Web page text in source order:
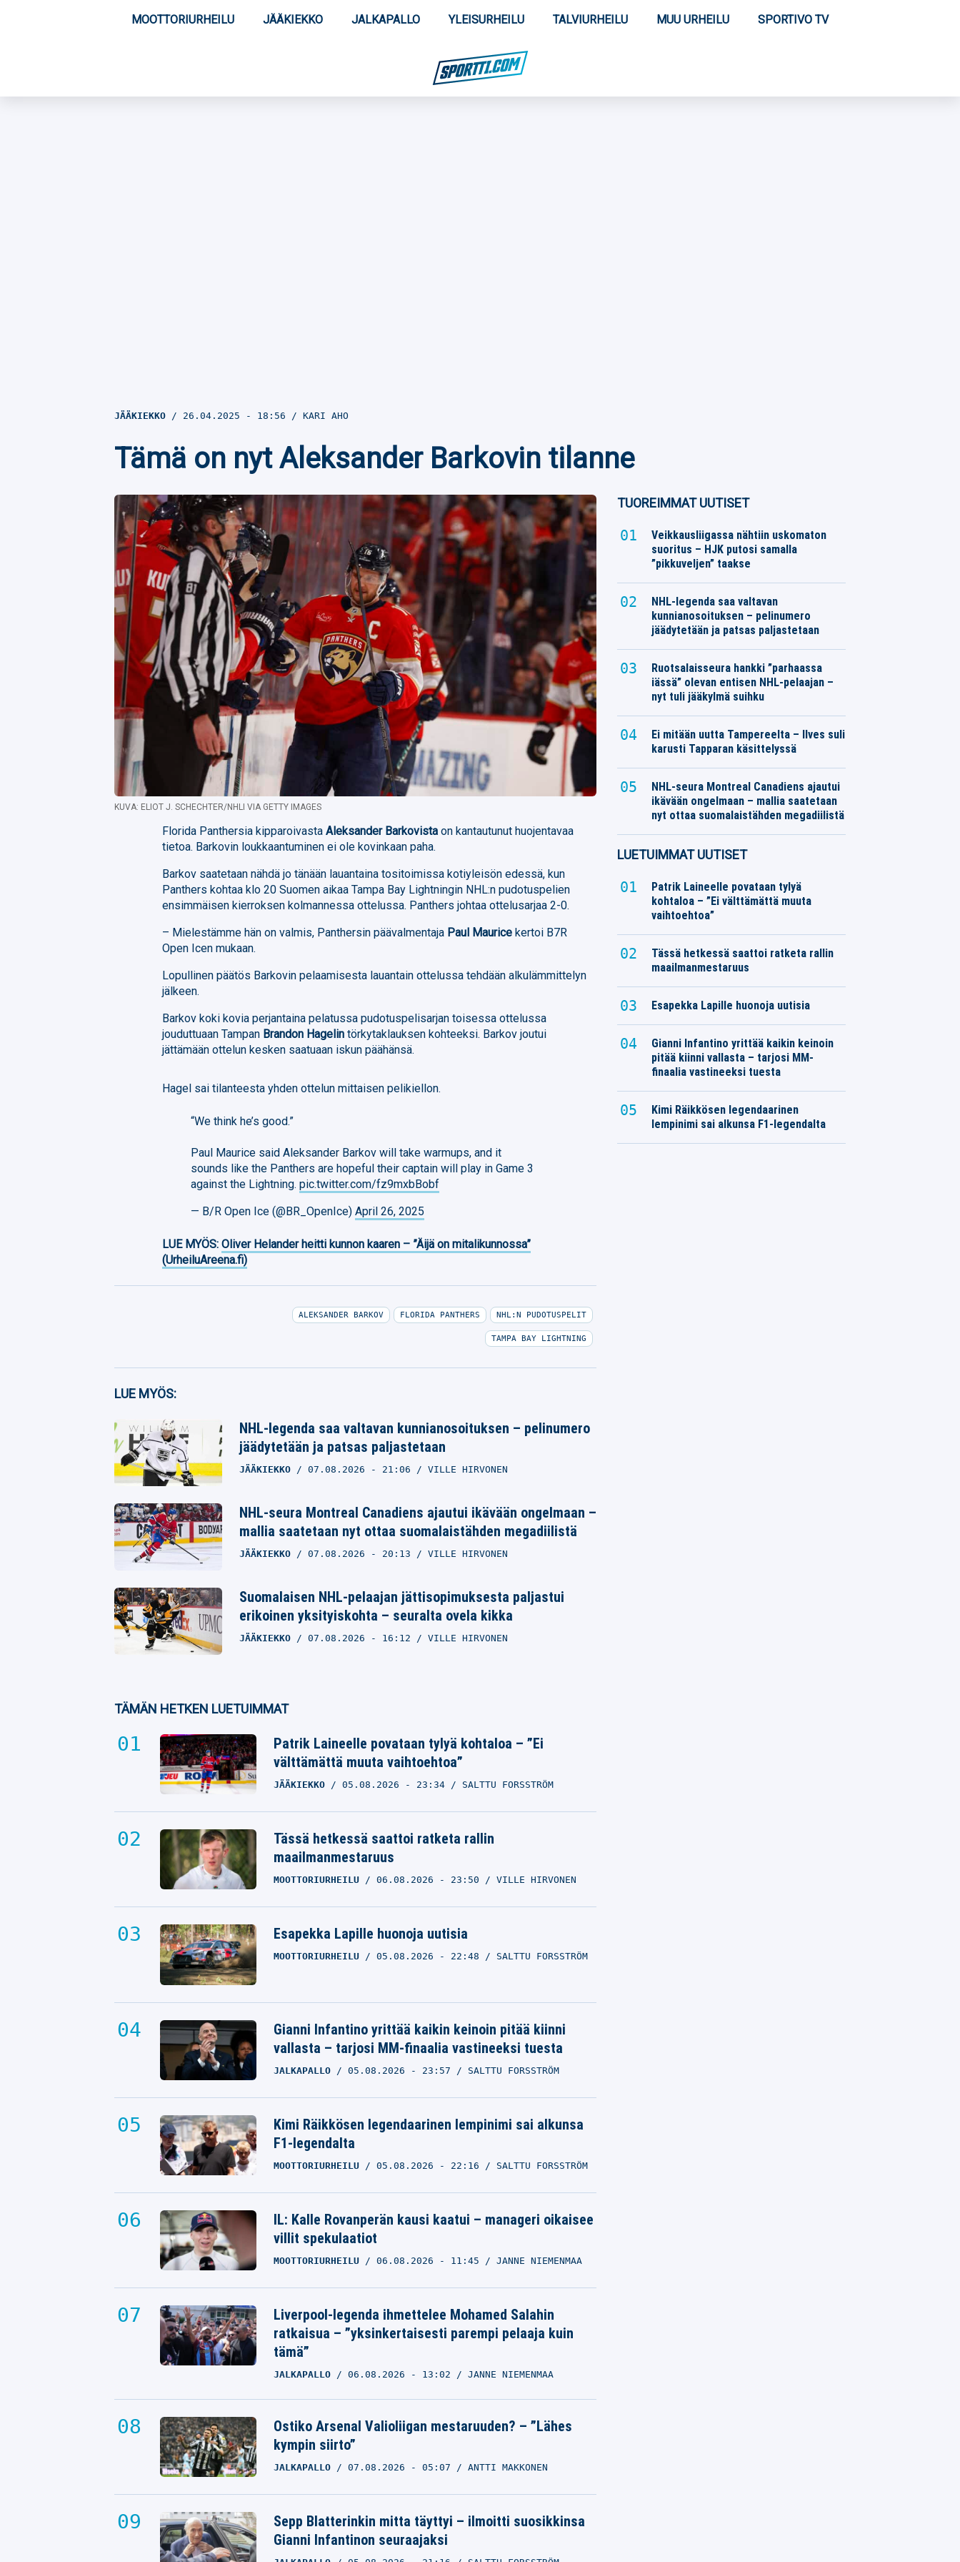
MOOTTORIURHEILU JÄÄKIEKKO JALKAPALLO YLEISURHEILU TALVIURHEILU MUU URHEILU SPORTIVO TV
JÄÄKIEKKO 26.04.2025 - 18:56 KARI AHO
Tämä on nyt Aleksander Barkovin tilanne
KUVA: ELIOT J. SCHECHTER/NHLI VIA GETTY IMAGES
Florida Panthersia kipparoivastaAleksander Barkovista on kantautunut huojentavaa
tietoa. Barkovin loukkaantuminen ei ole kovinkaan paha.
Barkov saatetaan nähdä jo tänään lauantaina tositoimissa kotiyleisön edessä, kun
Panthers kohtaa klo 20 Suomen aikaa Tampa Bay Lightningin NHL:n pudotuspelien
ensimmäisen kierroksen kolmannessa ottelussa. Panthers johtaa ottelusarjaa 2-0.
– Mielestämme hän on valmis, Panthersin päävalmentaja Paul Mauricekertoi B7R
Open Icen mukaan.
Lopullinen päätös Barkovin pelaamisesta lauantain ottelussa tehdään alkulämmittelyn
jälkeen.
Barkov koki kovia perjantaina pelatussa pudotuspelisarjan toisessa ottelussa
jouduttuaan Tampan Brandon Hagelintörkytaklauksen kohteeksi. Barkov joutui
jättämään ottelun kesken saatuaan iskun päähänsä.
Hagel sai tilanteesta yhden ottelun mittaisen pelikiellon.
“We think he’s good.”
Paul Maurice said Aleksander Barkov will take warmups, and it
sounds like the Panthers are hopeful their captain will play in Game 3
against the Lightning.pic.twitter.com/fz9mxbBobf
— B/R Open Ice (@BR_OpenIce)April 26, 2025
LUE MYÖS:Oliver Helander heitti kunnon kaaren – ”Äijä on mitalikunnossa”
(UrheiluAreena.fi)
Whatsapp
ALEKSANDER BARKOV FLORIDA PANTHERS NHL:N PUDOTUSPELIT
TAMPA BAY LIGHTNING
LUE MYÖS:
NHL-legenda saa valtavan kunnianosoituksen – pelinumero
jäädytetään ja patsas paljastetaan
JÄÄKIEKKO 07.08.2026 - 21:06 VILLE HIRVONEN
NHL-seura Montreal Canadiens ajautui ikävään ongelmaan –
mallia saatetaan nyt ottaa suomalaistähden megadiilistä
JÄÄKIEKKO 07.08.2026 - 20:13 VILLE HIRVONEN
Suomalaisen NHL-pelaajan jättisopimuksesta paljastui
erikoinen yksityiskohta – seuralta ovela kikka
JÄÄKIEKKO 07.08.2026 - 16:12 VILLE HIRVONEN
TÄMÄN HETKEN LUETUIMMAT
Patrik Laineelle povataan tylyä kohtaloa – ”Ei
välttämättä muuta vaihtoehtoa”
JÄÄKIEKKO 05.08.2026 - 23:34 SALTTU FORSSTRÖM
Tässä hetkessä saattoi ratketa rallin
maailmanmestaruus
MOOTTORIURHEILU 06.08.2026 - 23:50 VILLE HIRVONEN
Esapekka Lapille huonoja uutisia
MOOTTORIURHEILU 05.08.2026 - 22:48 SALTTU FORSSTRÖM
Gianni Infantino yrittää kaikin keinoin pitää kiinni
vallasta – tarjosi MM-finaalia vastineeksi tuesta
JALKAPALLO 05.08.2026 - 23:57 SALTTU FORSSTRÖM
Kimi Räikkösen legendaarinen lempinimi sai alkunsa
F1-legendalta
MOOTTORIURHEILU 05.08.2026 - 22:16 SALTTU FORSSTRÖM
IL: Kalle Rovanperän kausi kaatui – manageri oikaisee
villit spekulaatiot
MOOTTORIURHEILU 06.08.2026 - 11:45 JANNE NIEMENMAA
Liverpool-legenda ihmettelee Mohamed Salahin
ratkaisua – ”yksinkertaisesti parempi pelaaja kuin
tämä”
JALKAPALLO 06.08.2026 - 13:02 JANNE NIEMENMAA
Ostiko Arsenal Valioliigan mestaruuden? – ”Lähes
kympin siirto”
JALKAPALLO 07.08.2026 - 05:07 ANTTI MAKKONEN
Sepp Blatterinkin mitta täyttyi – ilmoitti suosikkinsa
Gianni Infantinon seuraajaksi
TUOREIMMAT UUTISET
Veikkausliigassa nähtiin uskomaton
suoritus – HJK putosi samalla
”pikkuveljen” taakse
NHL-legenda saa valtavan
kunnianosoituksen – pelinumero
jäädytetään ja patsas paljastetaan
Ruotsalaisseura hankki ”parhaassa
iässä” olevan entisen NHL-pelaajan –
nyt tuli jääkylmä suihku
Ei mitään uutta Tampereelta – Ilves suli
karusti Tapparan käsittelyssä
NHL-seura Montreal Canadiens ajautui
ikävään ongelmaan – mallia saatetaan
nyt ottaa suomalaistähden megadiilistä
LUETUIMMAT UUTISET
Patrik Laineelle povataan tylyä
kohtaloa – ”Ei välttämättä muuta
vaihtoehtoa”
Tässä hetkessä saattoi ratketa rallin
maailmanmestaruus
Esapekka Lapille huonoja uutisia
Gianni Infantino yrittää kaikin keinoin
pitää kiinni vallasta – tarjosi MM-
finaalia vastineeksi tuesta
Kimi Räikkösen legendaarinen
lempinimi sai alkunsa F1-legendalta